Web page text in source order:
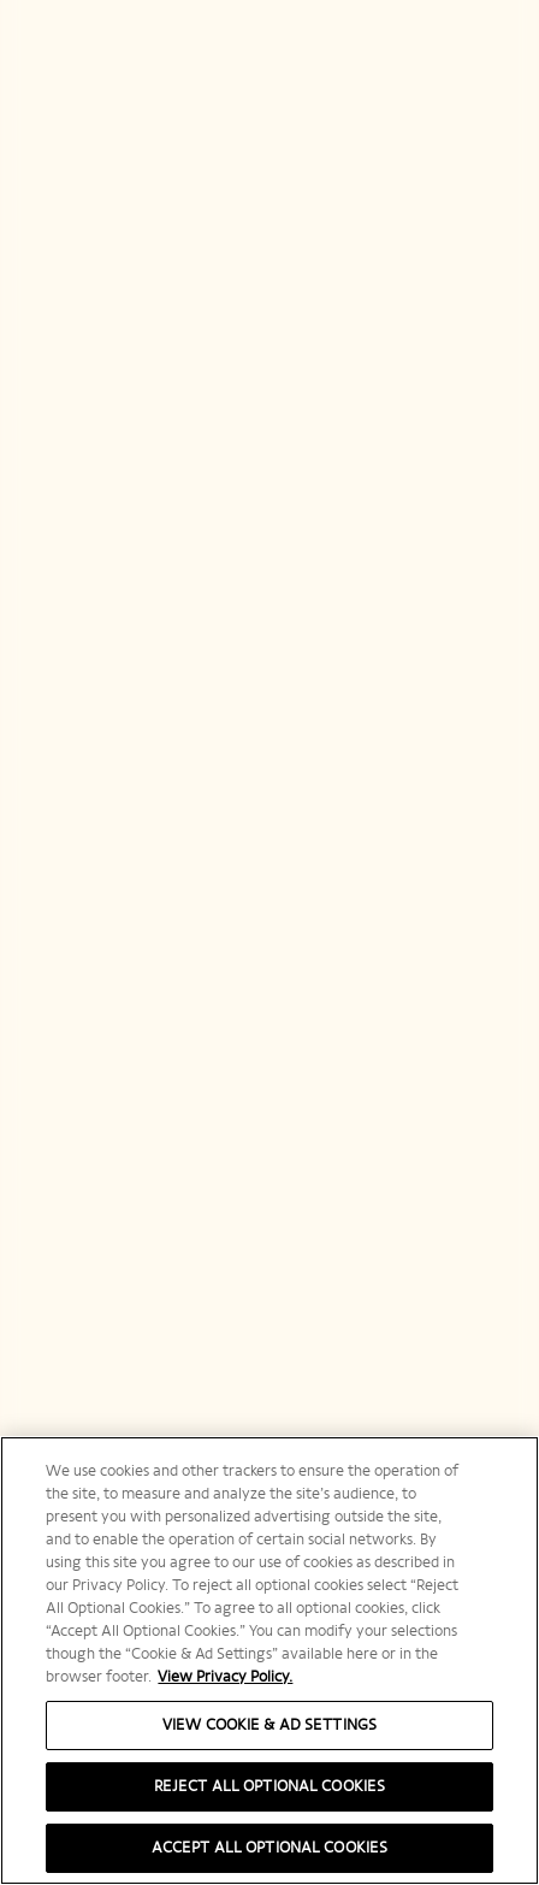
We use cookies and other trackers to ensure the operation of
the site, to measure and analyze the site’s audience, to
present you with personalized advertising outside the site,
and to enable the operation of certain social networks. By
using this site you agree to our use of cookies as described in
our Privacy Policy. To reject all optional cookies select “Reject
All Optional Cookies.” To agree to all optional cookies, click
“Accept All Optional Cookies.” You can modify your selections
though the “Cookie & Ad Settings” available here or in the
browser footer. View Privacy Policy.
VIEW COOKIE & AD SETTINGS
REJECT ALL OPTIONAL COOKIES
ACCEPT ALL OPTIONAL COOKIES